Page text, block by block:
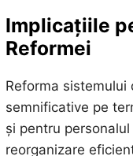
Implicațiile
Reformei
Reforma
semnificative pe
și pentru
reorganizare